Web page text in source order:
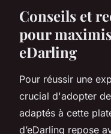
Conseils et
pour
eDarling
Pour réussir une
crucial d'adopter
adaptés à cette
d’eDarling repose